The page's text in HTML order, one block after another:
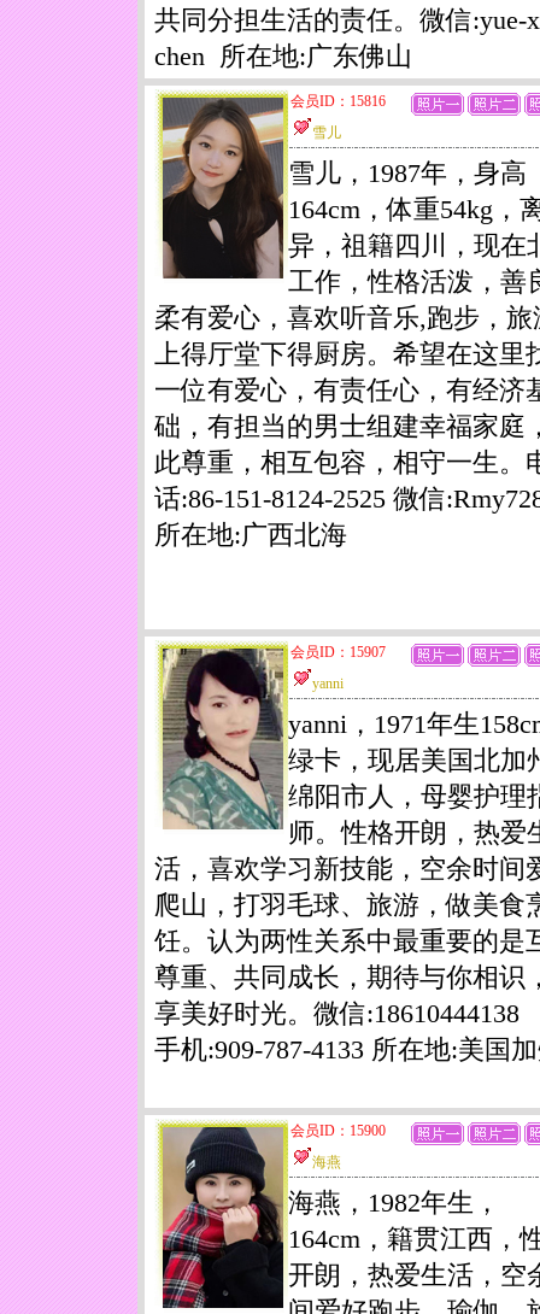
共同分担生活的责任。微信:yue-
chen 所在地:广东佛山
会员ID：15816
雪儿
雪儿，1987年，身高
164cm，体重54kg，
异，祖籍四川，现在
工作，性格活泼，善
柔有爱心，喜欢听音乐,跑步，旅
上得厅堂下得厨房。希望在这里
一位有爱心，有责任心，有经济
础，有担当的男士组建幸福家庭
此尊重，相互包容，相守一生。
话:86-151-8124-2525 微信
所在地:广西北海
会员ID：15907
yanni
yanni，1971年生
绿卡，现居美国北加
绵阳市人，母婴护理
师。性格开朗，热爱
活，喜欢学习新技能，空余时间
爬山，打羽毛球、旅游，做美食
饪。认为两性关系中最重要的是
尊重、共同成长，期待与你相识
享美好时光。微信:18610444138
手机:909-787-4133 所在地:美国
会员ID：15900
海燕
海燕，1982年生，
164cm，籍贯江西，
开朗，热爱生活，空